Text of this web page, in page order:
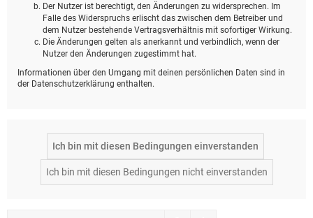
Der Nutzer ist berechtigt, den Änderungen zu widersprechen. Im
Falle des Widerspruchs erlischt das zwischen dem Betreiber und
dem Nutzer bestehende Vertragsverhältnis mit sofortiger Wirkung.
Die Änderungen gelten als anerkannt und verbindlich, wenn der
Nutzer den Änderungen zugestimmt hat.
Informationen über den Umgang mit deinen persönlichen Daten sind in
der Datenschutzerklärung enthalten.